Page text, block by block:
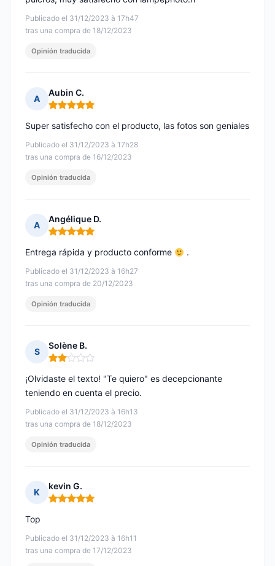
Publicado el 31/12/2023 à 17h47
tras una compra de 18/12/2023
Opinión traducida
A
Aubin C.
Nota: 5 de 5
Publicado el 31/12/2023 à 17h28
tras una compra de 16/12/2023
Super satisfecho con el producto, las fotos son geniales
Opinión traducida
A
Angélique D.
Nota: 5 de 5
Publicado el 31/12/2023 à 16h27
tras una compra de 20/12/2023
Entrega rápida y producto conforme .
Opinión traducida
S
Solène B.
Nota: 2 de 5
Publicado el 31/12/2023 à 16h13
tras una compra de 18/12/2023
¡Olvidaste el texto! "Te quiero" es decepcionante
teniendo en cuenta el precio.
Opinión traducida
K
kevin G.
Nota: 5 de 5
Publicado el 31/12/2023 à 16h11
tras una compra de 17/12/2023
Top